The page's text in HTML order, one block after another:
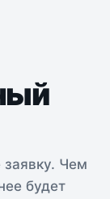
заявку. Чем
будет